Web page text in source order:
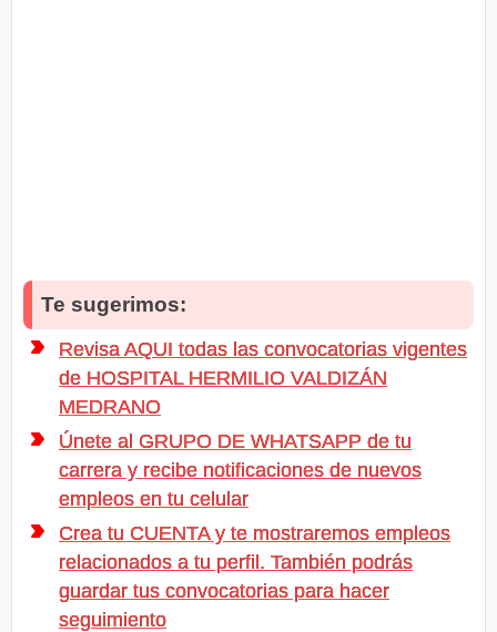
Te sugerimos:
Revisa AQUI todas las convocatorias vigentes
de HOSPITAL HERMILIO VALDIZÁN
MEDRANO
Únete al GRUPO DE WHATSAPP de tu
carrera y recibe notificaciones de nuevos
empleos en tu celular
Crea tu CUENTA y te mostraremos empleos
relacionados a tu perfil. También podrás
guardar tus convocatorias para hacer
seguimiento